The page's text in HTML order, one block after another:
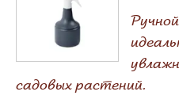
садовых растений.